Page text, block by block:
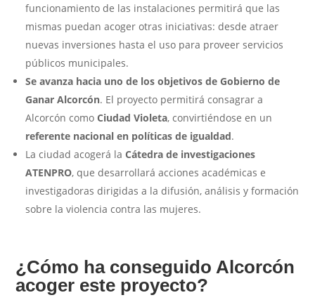
funcionamiento de las instalaciones permitirá que las
mismas puedan acoger otras iniciativas: desde atraer
nuevas inversiones hasta el uso para proveer servicios
públicos municipales.
Se avanza hacia uno de los objetivos de Gobierno de
Ganar Alcorcón. El proyecto permitirá consagrar a
Alcorcón comoCiudad Violeta, convirtiéndose en un
referente nacional en políticas de igualdad.
La ciudad acogerá laCátedra de investigaciones
ATENPRO, que desarrollará acciones académicas e
investigadoras dirigidas a la difusión, análisis y formación
sobre la violencia contra las mujeres.
¿Cómo ha conseguido Alcorcón
acoger este proyecto?